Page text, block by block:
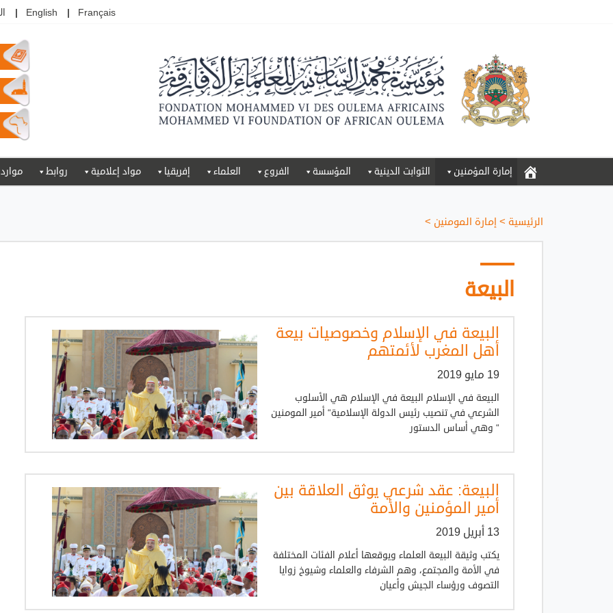
Français
English
إمارة المؤمنين الثوابت الدينية المؤسسة الفروع العلماء إفريقيا مواد إعلامية روابط موارد
الرئيسية > إمارة المومنين >
اﻟﺒﻴﻌﺔ
البيعة في الإسلام وخصوصيات بيعة
أهل المغرب لأئمتهم
19 مايو 2019
البيعة في الإسلام البيعة في الإسلام هي الأسلوب
الشرعي في تنصيب رئيس الدولة الإسلامية“ أمير المومنين
“ وهي أساس الدستور
البيعة: عقد شرعي يوثق العلاقة بين
أمير المؤمنين والأمة
13 أبريل 2019
يكتب وثيقة البيعة العلماء ويوقعها أعلام الفئات المختلفة
في الأمة والمجتمع، وهم الشرفاء والعلماء وشيوخ زوايا
التصوف ورؤساء الجيش وأعيان